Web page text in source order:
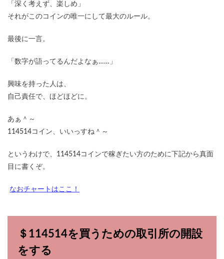
「深く考えず、楽しめ」
それがこのコインの唯一にして最大のルール。
最後に一言。
「数字が語ってるんだよなぁ……」
興味を持った人は、
自己責任で、ほどほどに。
あぁ＾～
114514コイン、いいっすね＾～
というわけで、114514コインで稼ぎたい方のために下記から真面
目に書くぞ。
なおチャートはここ！
＄114514を買うための取引所の開設
をする